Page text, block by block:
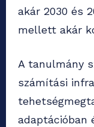
akár 2030 és
mellett akár
A tanulmány
számítási
adaptációban